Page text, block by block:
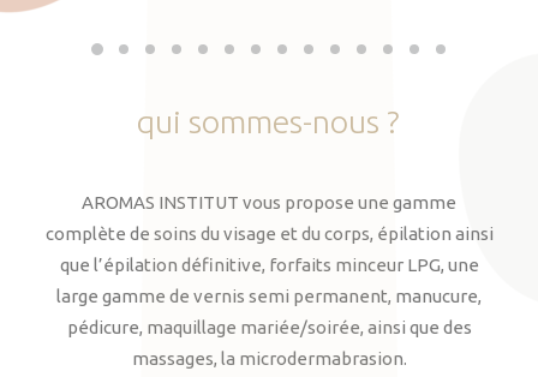
qui sommes-nous ?
AROMAS INSTITUT vous propose une gamme
complète de soins du visage et du corps, épilation ainsi
que l’épilation définitive, forfaits minceur LPG, une
large gamme de vernis semi permanent, manucure,
pédicure, maquillage mariée/soirée, ainsi que des
massages, la microdermabrasion.